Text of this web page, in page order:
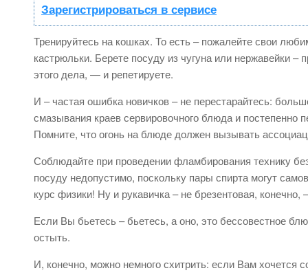
Зарегистрироваться в сервисе
Тренируйтесь на кошках. То есть – пожалейте свои
кастрюльки. Берете посуду из чугуна или нержавейки
этого дела, — и репетируете.
И – частая ошибка новичков – не перестарайтесь:
смазывания краев сервировочного блюда и
Помните, что огонь на блюде должен вызывать
Соблюдайте при проведении фламбирования технику
посуду недопустимо, поскольку пары спирта могут
курс физики! Ну и рукавичка – не брезентовая,
Если Вы бьетесь – бьетесь, а оно, это бессовестное
остыть.
И, конечно, можно немного схитрить: если Вам хочется